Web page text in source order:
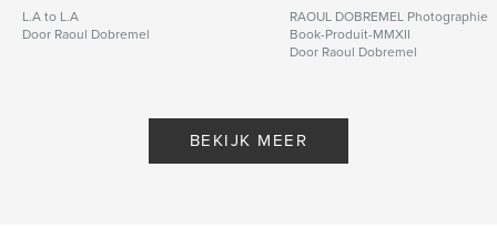
L.A to L.A
Door Raoul Dobremel
RAOUL DOBREMEL Photographie
Book-Produit-MMXII
Door Raoul Dobremel
BEKIJK MEER